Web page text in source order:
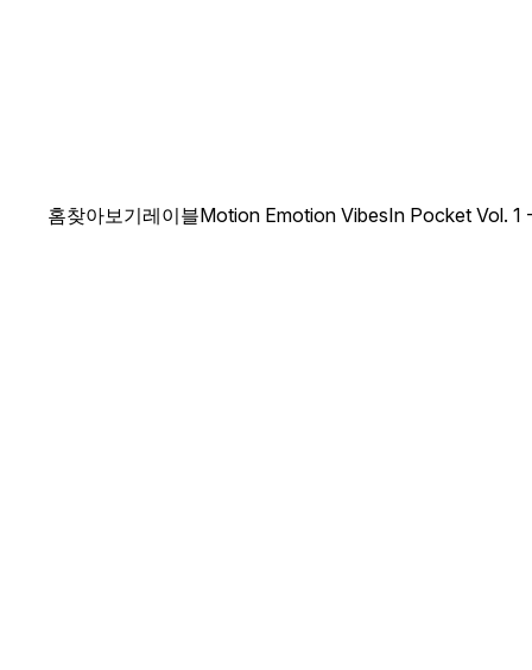
홈찾아보기레이블Motion Emotion VibesIn Pocket Vol. 1